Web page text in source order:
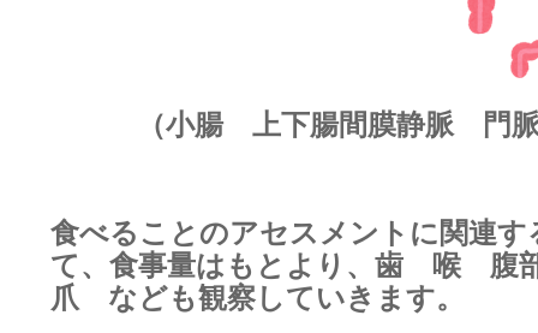
（小腸 上下腸間膜静脈 門
食べることのアセスメントに関連す
て、食事量はもとより、 歯 喉 腹
爪 なども観察していきます。